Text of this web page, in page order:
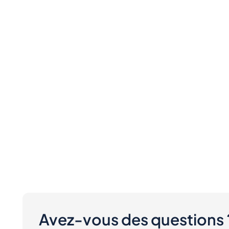
Avez-vous des questions